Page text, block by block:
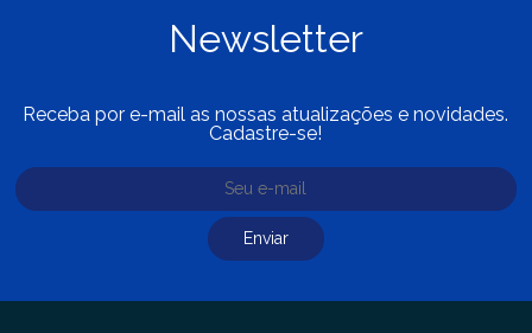
Newsletter
Receba por e-mail as nossas atualizações e novidades.
Cadastre-se!